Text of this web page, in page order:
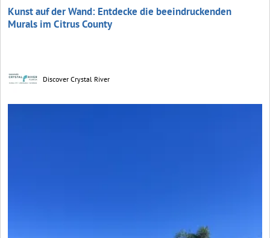
Kunst auf der Wand: Entdecke die beeindruckenden
Murals im Citrus County
Discover Crystal River